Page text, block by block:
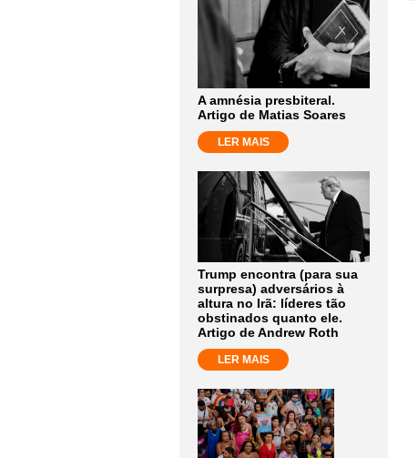
A amnésia presbiteral.
Artigo de Matias Soares
LER MAIS
Trump encontra (para sua
surpresa) adversários à
altura no Irã: líderes tão
obstinados quanto ele.
Artigo de Andrew Roth
LER MAIS